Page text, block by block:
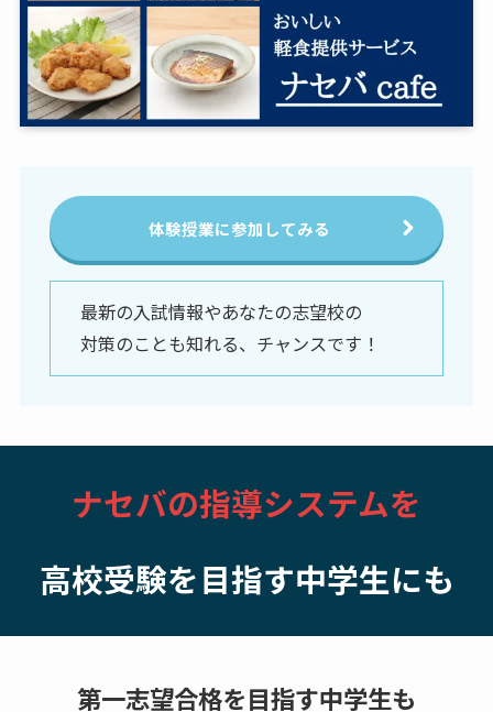
体験授業に参加してみる
最新の入試情報やあなたの志望校の
対策のことも知れる、チャンスです！
ナセバの指導システムを
高校受験を目指す中学生にも
第一志望合格を目指す中学生も